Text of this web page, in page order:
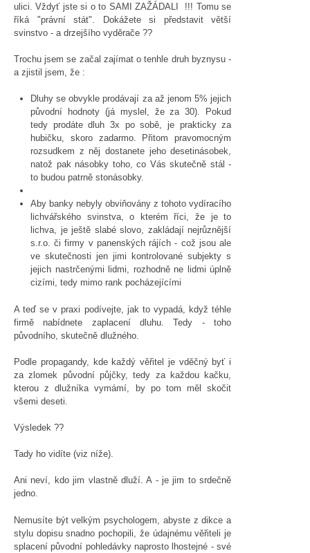
ulici. Vždyť jste si o to SAMI ZAŽÁDALI !!! Tomu se
říká "právní stát". Dokážete si představit větší
svinstvo - a drzejšího vyděrače ??
Trochu jsem se začal zajímat o tenhle druh byznysu -
a zjistil jsem, že :
Dluhy se obvykle prodávají za až jenom 5% jejich
původní hodnoty (já myslel, že za 30). Pokud
tedy prodáte dluh 3x po sobě, je prakticky za
hubičku, skoro zadarmo. Přitom pravomocným
rozsudkem z něj dostanete jeho desetinásobek,
natož pak násobky toho, co Vás skutečně stál -
to budou patrně stonásobky.
Aby banky nebyly obviňovány z tohoto vydíracího
lichvářského svinstva, o kterém říci, že je to
lichva, je ještě slabé slovo, zakládají nejrůznější
s.r.o. či firmy v panenských rájích - což jsou ale
ve skutečnosti jen jimi kontrolované subjekty s
jejich nastrčenými lidmi, rozhodně ne lidmi úplně
cizími, tedy mimo rank pocházejícími
A teď se v praxi podívejte, jak to vypadá, když téhle
firmě nabídnete zaplacení dluhu. Tedy - toho
původního, skutečně dlužného.
Podle propagandy, kde každý věřitel je vděčný byť i
za zlomek původní půjčky, tedy za každou kačku,
kterou z dlužníka vymámí, by po tom měl skočit
všemi deseti.
Výsledek ??
Tady ho vidíte (viz níže).
Ani neví, kdo jim vlastně dluží. A - je jim to srdečně
jedno.
Nemusíte být velkým psychologem, abyste z dikce a
stylu dopisu snadno pochopili, že údajnému věřiteli je
splacení původní pohledávky naprosto lhostejné - své